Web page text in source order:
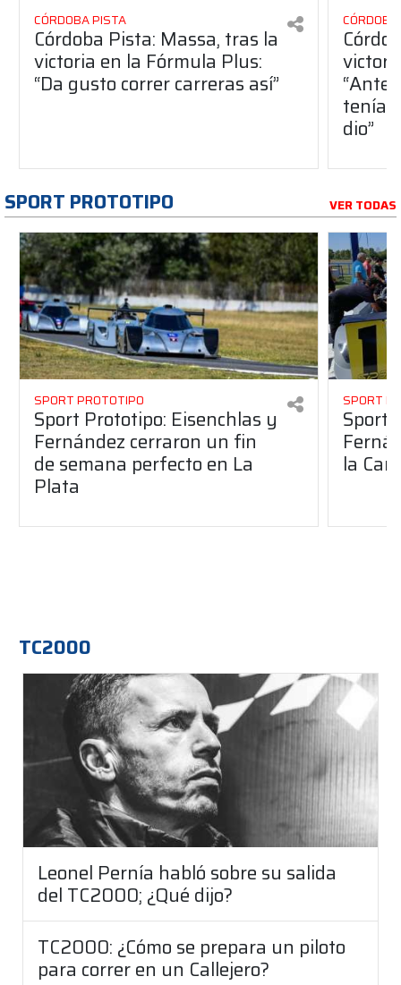
CÓRDOBA PISTA
Córdoba Pista: Massa, tras la
victoria en la Fórmula Plus:
“Da gusto correr carreras así”
dio”
SPORT PROTOTIPO VER TODAS
SPORT PROTOTIPO
Sport Prototipo: Eisenchlas y
Fernández cerraron un fin
de semana perfecto en La
Plata
SPORT
Sport
la
TC2000
Leonel Pernía habló sobre su salida
del TC2000; ¿Qué dijo?
TC2000: ¿Cómo se prepara un piloto
para correr en un Callejero?